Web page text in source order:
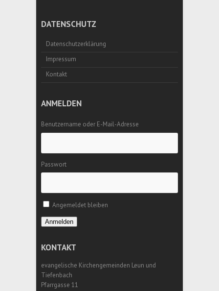
DATENSCHUTZ
Datenschutzerklärung
Impressum
Kontakt
ANMELDEN
Benutzername oder E-Mail-Adresse
Passwort
Angemeldet bleiben
Anmelden
KONTAKT
evangelische Kirchengemeinden Leun und
Tiefenbach
Pfarrgasse 11